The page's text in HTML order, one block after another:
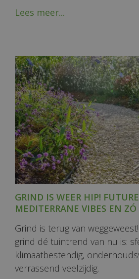
Lees meer...
GRIND IS WEER HIP!
MEDITERRANE VIBES EN ZÓ
Grind is terug van
grind dé tuintrend van nu is:
klimaatbestendig,
verrassend veelzijdig.